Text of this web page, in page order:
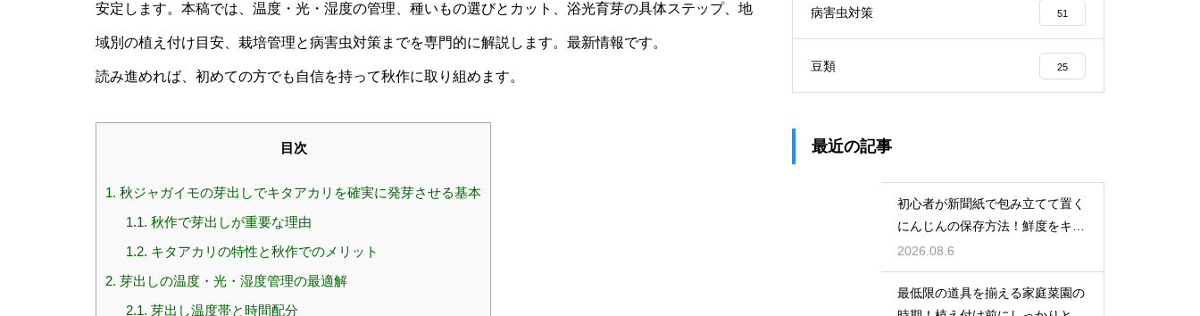
安定します。本稿では、温度・光・湿度の管理、種いもの選びとカット、浴光育芽の具体ステップ、地
域別の植え付け目安、栽培管理と病害虫対策までを専門的に解説します。最新情報です。
読み進めれば、初めての方でも自信を持って秋作に取り組めます。
目次
1. 秋ジャガイモの芽出しでキタアカリを確実に発芽させる基本
1.1. 秋作で芽出しが重要な理由
1.2. キタアカリの特性と秋作でのメリット
2. 芽出しの温度・光・湿度管理の最適解
2.1. 芽出し温度帯と時間配分
病害虫対策 51
豆類 25
最近の記事
初心者が新聞紙で包み立てて置く
にんじんの保存方法！鮮度をキー
プする
2026.08.6
最低限の道具を揃える家庭菜園の